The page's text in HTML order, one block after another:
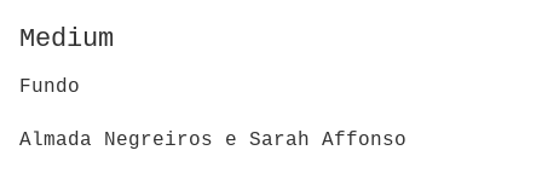
Medium
Fundo
Almada Negreiros e Sarah Affonso